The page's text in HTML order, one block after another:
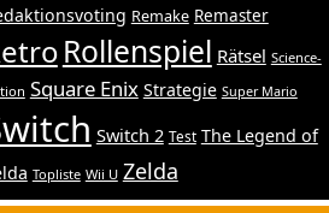
Remake Remaster
Rollenspiel Rätsel Science-
Square Enix Strategie Super Mario
Switch 2 Test The Legend of
Topliste Wii U Zelda